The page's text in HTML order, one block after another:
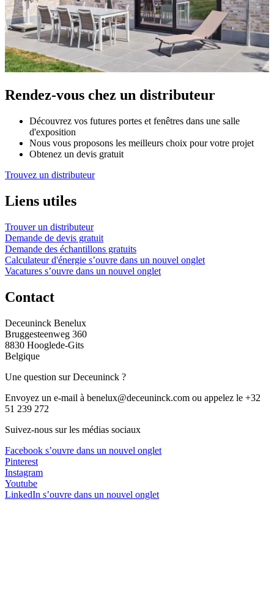
Rendez-vous chez un distributeur
Découvrez vos futures portes et fenêtres dans une salle
d'exposition
Nous vous proposons les meilleurs choix pour votre projet
Obtenez un devis gratuit
Trouvez un distributeur
Liens utiles
Trouver un distributeur
Demande de devis gratuit
Demande des échantillons gratuits
Calculateur d'énergie s’ouvre dans un nouvel onglet
Vacatures s’ouvre dans un nouvel onglet
Contact
Deceuninck Benelux
Bruggesteenweg 360
8830 Hooglede-Gits
Belgique
Une question sur Deceuninck ?
Envoyez un e-mail à benelux@deceuninck.com ou appelez le +32
51 239 272
Suivez-nous sur les médias sociaux
Facebook s’ouvre dans un nouvel onglet
Pinterest
Instagram
Youtube
LinkedIn s’ouvre dans un nouvel onglet